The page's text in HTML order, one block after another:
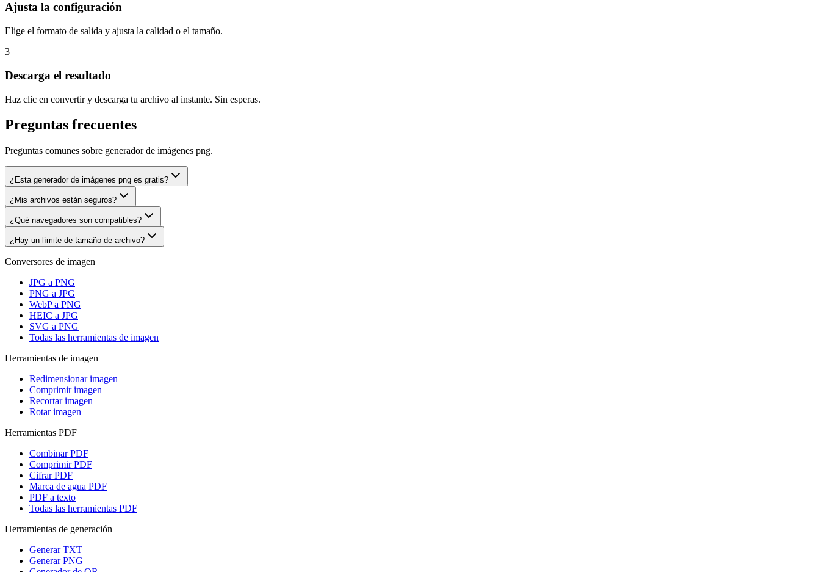
Ajusta la configuración
Elige el formato de salida y ajusta la calidad o el tamaño.
3
Descarga el resultado
Haz clic en convertir y descarga tu archivo al instante. Sin esperas.
Preguntas frecuentes
Preguntas comunes sobre generador de imágenes png.
¿Esta generador de imágenes png es gratis?
¿Mis archivos están seguros?
¿Qué navegadores son compatibles?
¿Hay un límite de tamaño de archivo?
Conversores de imagen
JPG a PNG
PNG a JPG
WebP a PNG
HEIC a JPG
SVG a PNG
Todas las herramientas de imagen
Herramientas de imagen
Redimensionar imagen
Comprimir imagen
Recortar imagen
Rotar imagen
Herramientas PDF
Combinar PDF
Comprimir PDF
Cifrar PDF
Marca de agua PDF
PDF a texto
Todas las herramientas PDF
Herramientas de generación
Generar TXT
Generar PNG